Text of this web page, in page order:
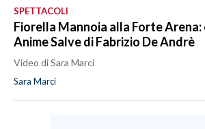
SPETTACOLI
Fiorella Mannoia alla Forte Arena:
Anime Salve di Fabrizio De Andrè
Video di Sara Marci
Sara Marci